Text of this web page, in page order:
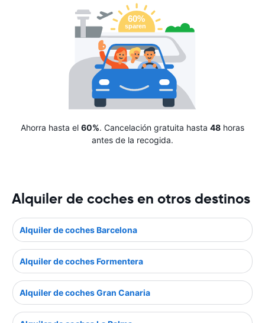
Ahorra hasta el 60%. Cancelación gratuita hasta 48 horas
antes de la recogida.
Alquiler de coches en otros destinos
Alquiler de coches Barcelona
Alquiler de coches Formentera
Alquiler de coches Gran Canaria